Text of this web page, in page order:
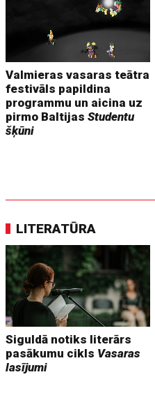
Valmieras vasaras teātra
festivāls papildina
programmu un aicina uz
pirmo BaltijasStudentu
šķūni
LITERATŪRA
Siguldā notiks literārs
pasākumu cikls Vasaras
lasījumi